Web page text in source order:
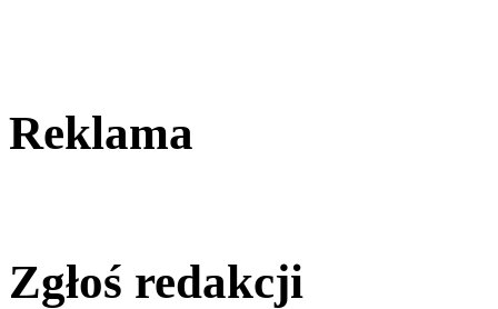
Reklama
Zgłoś redakcji